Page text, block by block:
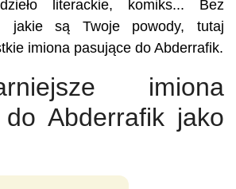
literackie, komiks... Bez
jakie są Twoje powody, tutaj
imiona pasujące do Abderrafik.
imiona
do Abderrafik jako